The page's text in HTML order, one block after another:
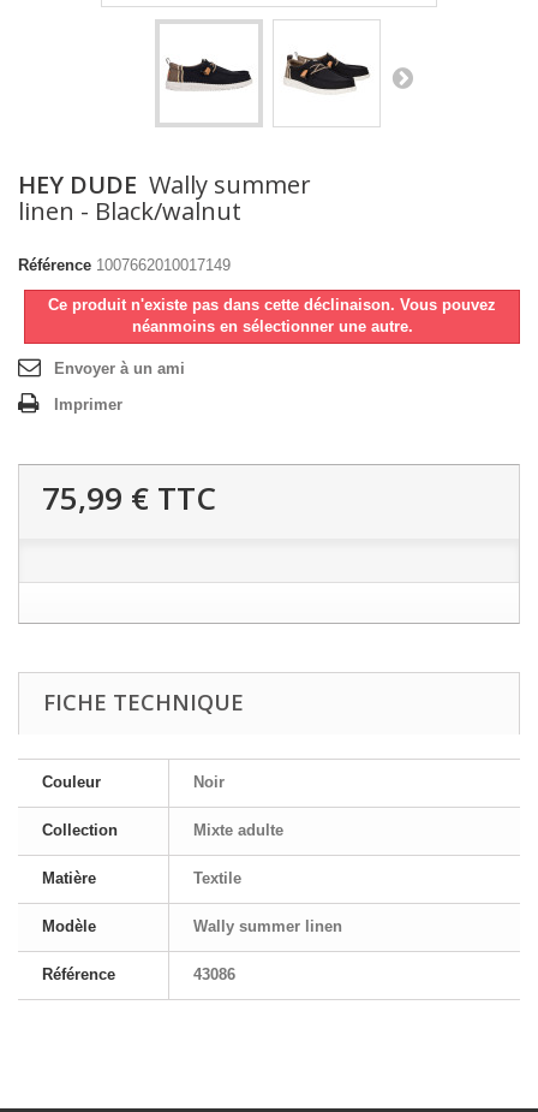
HEY DUDE Wally summer
linen - Black/walnut
Référence 1007662010017149
Ce produit n'existe pas dans cette déclinaison. Vous pouvez
néanmoins en sélectionner une autre.
Envoyer à un ami
Imprimer
75,99 € TTC
FICHE TECHNIQUE
Couleur Noir
Collection Mixte adulte
Matière Textile
Modèle Wally summer linen
Référence 43086